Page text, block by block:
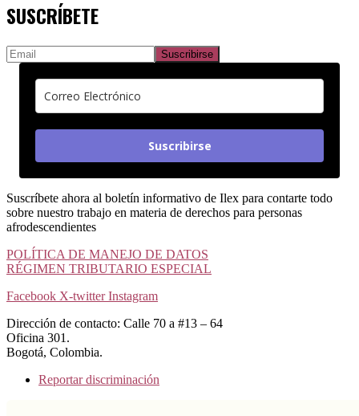
SUSCRÍBETE
Suscribirse
Suscríbete ahora al boletín informativo de Ilex para contarte todo
sobre nuestro trabajo en materia de derechos para personas
afrodescendientes
POLÍTICA DE MANEJO DE DATOS
RÉGIMEN TRIBUTARIO ESPECIAL
Facebook X-twitter Instagram
Dirección de contacto: Calle 70 a #13 – 64
Oficina 301.
Bogotá, Colombia.
Reportar discriminación